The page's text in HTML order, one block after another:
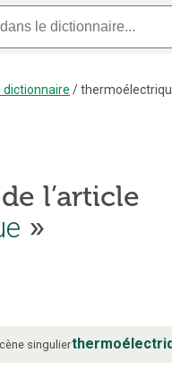
dictionnaire /
l’article
»
singulier